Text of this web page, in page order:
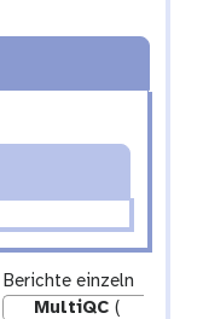
einzeln
MultiQC (